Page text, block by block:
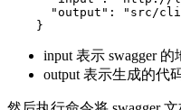
"output": "src/
    }
input 表示 swagger 的
output 表示生成的代